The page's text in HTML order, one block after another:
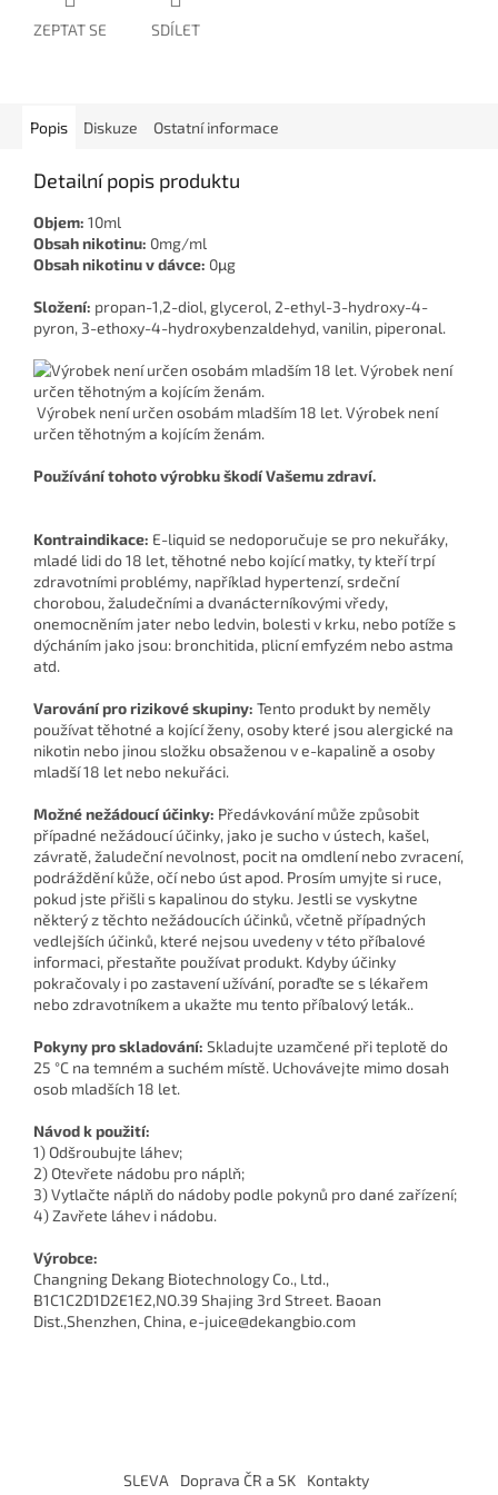
ZEPTAT SE SDÍLET
Popis Diskuze Ostatní informace
Detailní popis produktu
Objem: 10ml
Obsah nikotinu: 0mg/ml
Obsah nikotinu v dávce: 0μg
Složení: propan-1,2-diol, glycerol, 2-ethyl-3-hydroxy-4-
pyron, 3-ethoxy-4-hydroxybenzaldehyd, vanilin, piperonal.
Výrobek není určen osobám mladším 18 let. Výrobek není
určen těhotným a kojícím ženám.
Používání tohoto výrobku škodí Vašemu zdraví.
Kontraindikace: E-liquid se nedoporučuje se pro nekuřáky,
mladé lidi do 18 let, těhotné nebo kojící matky, ty kteří trpí
zdravotními problémy, například hypertenzí, srdeční
chorobou, žaludečními a dvanácterníkovými vředy,
onemocněním jater nebo ledvin, bolesti v krku, nebo potíže s
dýcháním jako jsou: bronchitida, plicní emfyzém nebo astma
atd.
Varování pro rizikové skupiny: Tento produkt by neměly
používat těhotné a kojící ženy, osoby které jsou alergické na
nikotin nebo jinou složku obsaženou v e-kapalině a osoby
mladší 18 let nebo nekuřáci.
Možné nežádoucí účinky: Předávkování může způsobit
případné nežádoucí účinky, jako je sucho v ústech, kašel,
závratě, žaludeční nevolnost, pocit na omdlení nebo zvracení,
podráždění kůže, očí nebo úst apod. Prosím umyjte si ruce,
pokud jste přišli s kapalinou do styku. Jestli se vyskytne
některý z těchto nežádoucích účinků, včetně případných
vedlejších účinků, které nejsou uvedeny v této příbalové
informaci, přestaňte používat produkt. Kdyby účinky
pokračovaly i po zastavení užívání, poraďte se s lékařem
nebo zdravotníkem a ukažte mu tento příbalový leták..
Pokyny pro skladování: Skladujte uzamčené při teplotě do
25 °C na temném a suchém místě. Uchovávejte mimo dosah
osob mladších 18 let.
Návod k použití:
1) Odšroubujte láhev;
2) Otevřete nádobu pro náplň;
3) Vytlačte náplň do nádoby podle pokynů pro dané zařízení;
4) Zavřete láhev i nádobu.
Výrobce:
Changning Dekang Biotechnology Co., Ltd.,
B1C1C2D1D2E1E2,NO.39 Shajing 3rd Street. Baoan
Dist.,Shenzhen, China, e-juice@dekangbio.com
SLEVA Doprava ČR a SK
Kontakty